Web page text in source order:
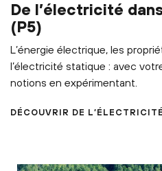
De l’électricité
(P5)
L’énergie électrique, les
l’électricité statique : avec
notions en expérimentant.
DÉCOUVRIR DE